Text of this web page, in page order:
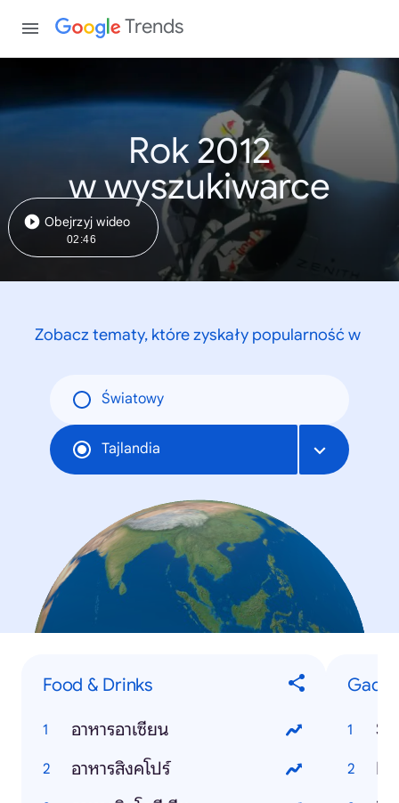
Trends
Rok 2012
w wyszukiwarce
Obejrzyj wideo
02:46
Zobacz tematy, które zyskały popularność w
Światowy
Tajlandia
Food & Drinks
อาหารอาเซียน
อาหารสิงคโปร์